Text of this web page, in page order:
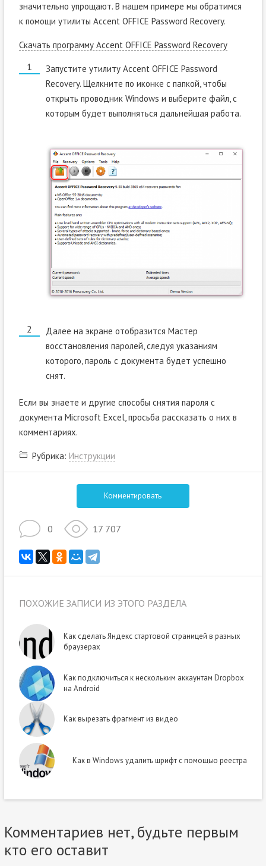
значительно упрощают. В нашем примере мы обратимся
к помощи утилиты Accent OFFICE Password Recovery.
Скачать программу Accent OFFICE Password Recovery
Запустите утилиту Accent OFFICE Password
Recovery. Щелкните по иконке с папкой, чтобы
открыть проводник Windows и выберите файл, с
которым будет выполняться дальнейшая работа.
Далее на экране отобразится Мастер
восстановления паролей, следуя указаниям
которого, пароль с документа будет успешно
снят.
Если вы знаете и другие способы снятия пароля с
документа Microsoft Excel, просьба рассказать о них в
комментариях.
Рубрика: Инструкции
Комментировать
0 17 707
ПОХОЖИЕ ЗАПИСИ ИЗ ЭТОГО РАЗДЕЛА
Как сделать Яндекс стартовой страницей в разных
браузерах
Как подключиться к нескольким аккаунтам Dropbox
на Android
Как вырезать фрагмент из видео
Как в Windows удалить шрифт с помощью реестра
Комментариев нет, будьте первым
кто его оставит